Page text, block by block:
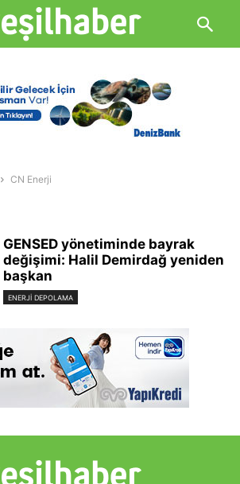
CN Enerji
GENSED yönetiminde bayrak
değişimi: Halil Demirdağ yeniden
başkan
ENERJI DEPOLAMA